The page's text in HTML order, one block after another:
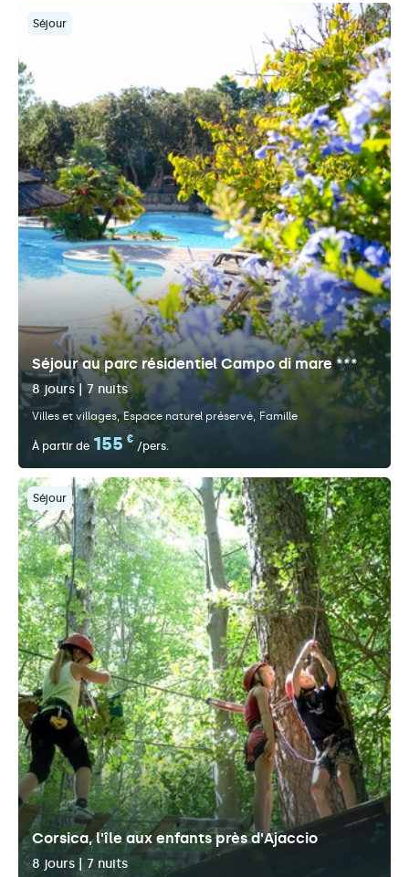
Séjour
Séjour au parc résidentiel Campo di mare ***
8 jours | 7 nuits
Villes et villages Espace naturel préservé Famille
À partir de 155 €
/pers.
Séjour
Corsica, l'île aux enfants près d'Ajaccio
8 jours | 7 nuits